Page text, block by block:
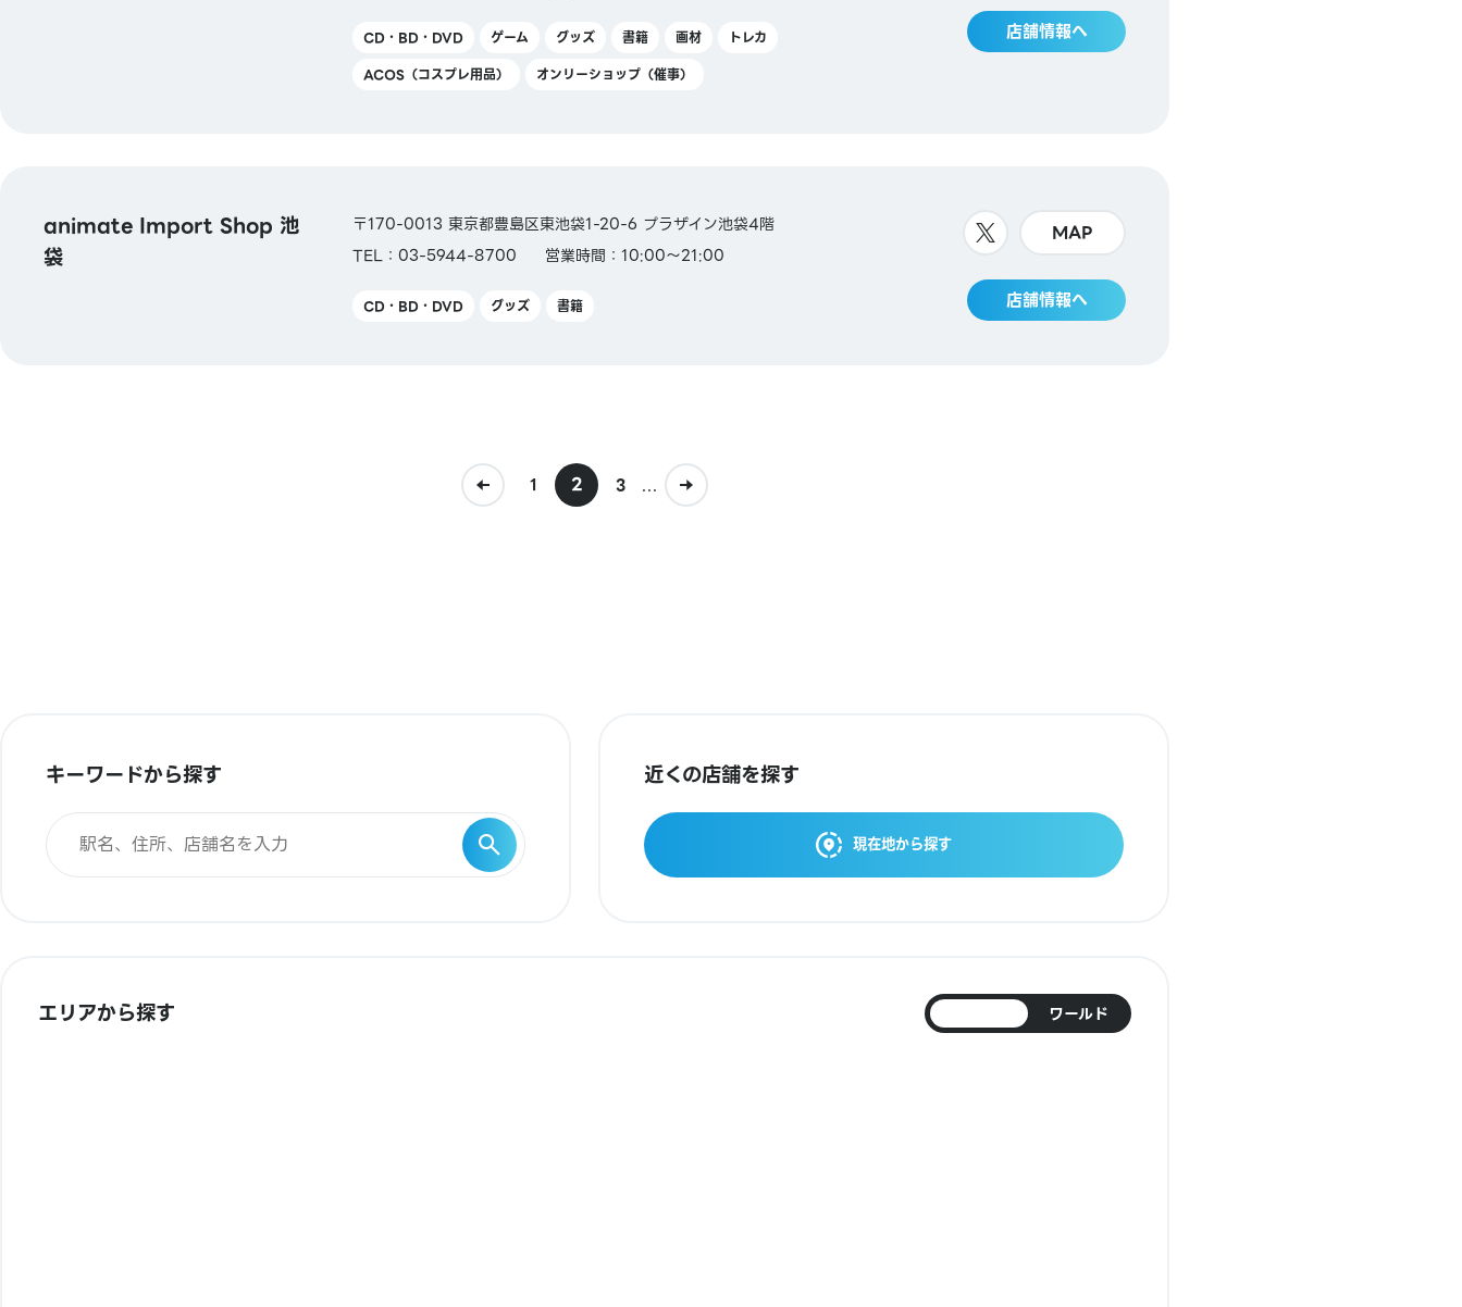
CD・BD・DVD ゲーム グッズ 書籍 画材
トレカ
ACOS（コスプレ用品）
オンリーショップ（催事）
店舗情報へ
animate Import Shop 池
袋
〒170-0013 東京都豊島区東池袋1-20-6 プラザイン池袋4階
TEL：03-5944-8700
営業時間：10:00～21:00
CD・BD・DVD グッズ 書籍
MAP
店舗情報へ
1 2 3 ...
キーワードから探す 近くの店舗を探す
現在地から探す
エリアから探す ワールド